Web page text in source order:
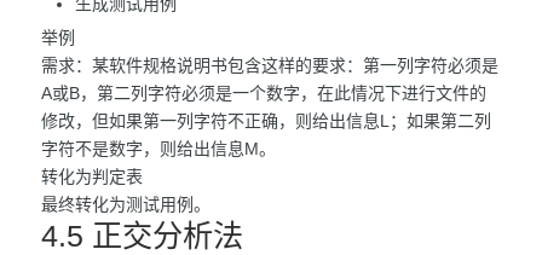
举例
需求：某软件规格说明书包含这样的要求：第一列字符必须是
A或B，第二列字符必须是一个数字，在此情况下进行文件的
修改，但如果第一列字符不正确，则给出信息L；如果第二列
字符不是数字，则给出信息M。
转化为判定表
最终转化为测试用例。
4.5 正交分析法